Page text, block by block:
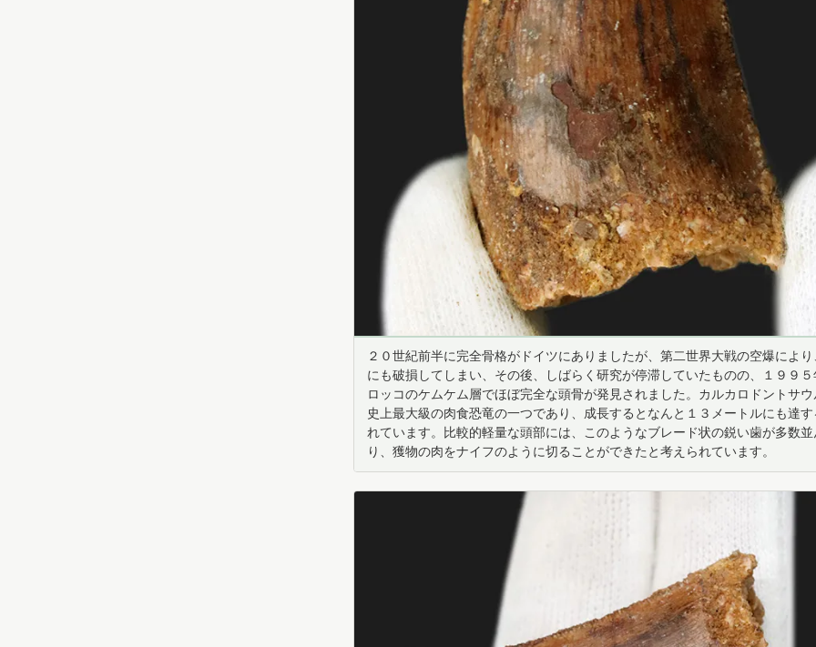
２０世紀前半に完全骨格がドイツにありましたが、第二世界大戦の空爆によ
にも破損してしまい、その後、しばらく研究が停滞していたものの、１９９５
ロッコのケムケム層でほぼ完全な頭骨が発見されました。カルカロドントサ
史上最大級の肉食恐竜の一つであり、成長するとなんと１３メートルにも達
れています。比較的軽量な頭部には、このようなブレード状の鋭い歯が多数並
り、獲物の肉をナイフのように切ることができたと考えられています。